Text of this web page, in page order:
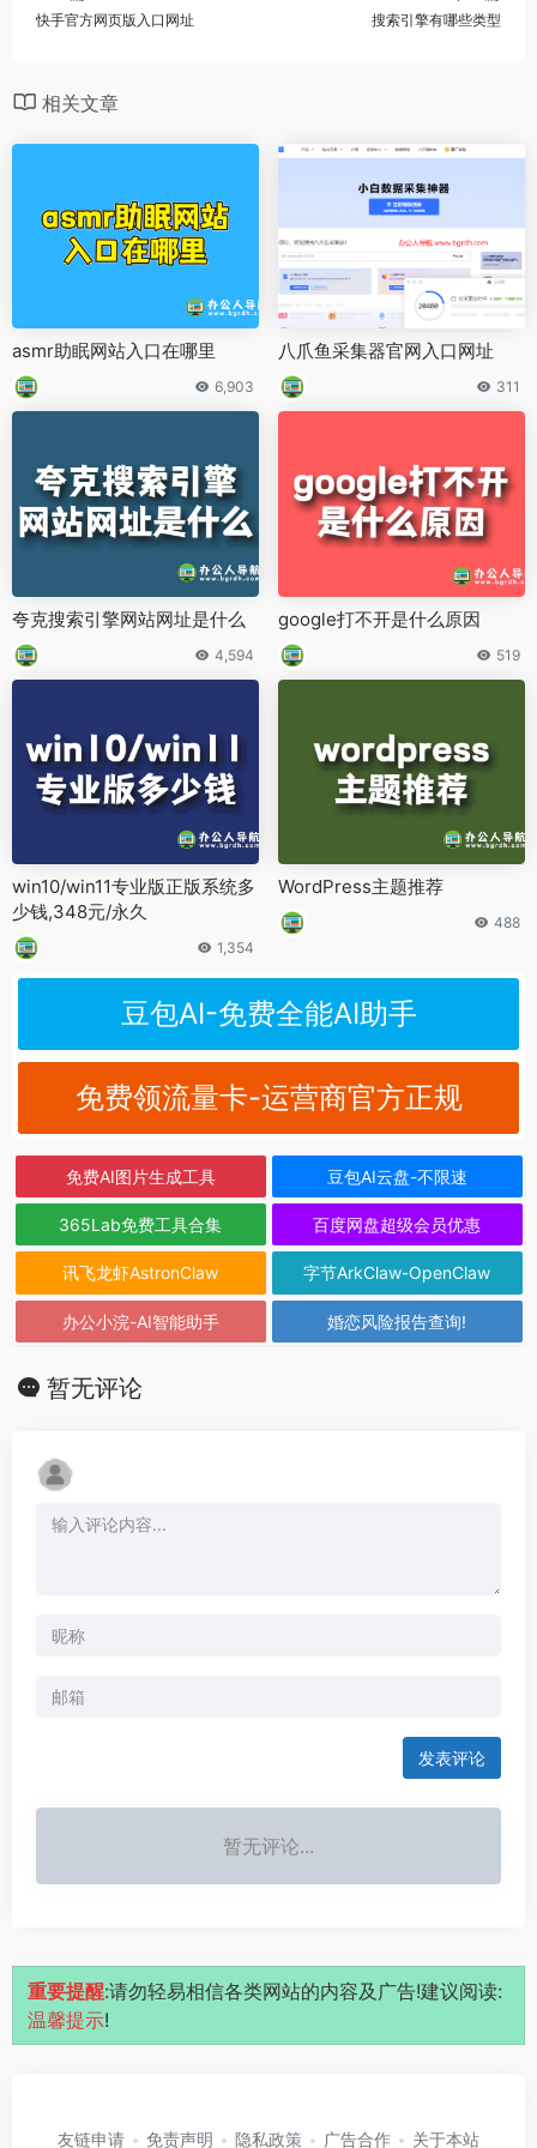
快手官方网页版入口网址 搜索引擎有哪些类型
相关文章
asmr助眠网站入口在哪里
6,903
八爪鱼采集器官网入口网址
311
夸克搜索引擎网站网址是什么
4,594
google打不开是什么原因
519
win10/win11专业版正版系统多
少钱,348元/永久
1,354
WordPress主题推荐
488
豆包AI-免费全能AI助手
免费领流量卡-运营商官方正规
免费AI图片生成工具 豆包AI云盘-不限速
365Lab免费工具合集 百度网盘超级会员优惠
讯飞龙虾AstronClaw 字节ArkClaw-OpenClaw
办公小浣-AI智能助手 婚恋风险报告查询!
暂无评论
发表评论
暂无评论...
重要提醒:请勿轻易相信各类网站的内容及广告!建议阅读:
温馨提示!
友链申请 免责声明 隐私政策 广告合作 关于本站